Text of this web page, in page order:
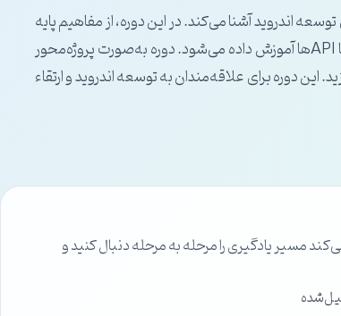
اندروید آشنا می‌کند. در این دوره، از مفاهیم پایه
تا مباحث پیشرفته مانند شی‌گرایی، طراحی رابط کاربری و تعامل با APIها آموزش داده می‌شود. دوره به‌صورت پروژه‌محور
دوره برای علاقه‌مندان به توسعه اندروید و ارتقاء
یادگیری را مرحله به مرحله دنبال کنید و